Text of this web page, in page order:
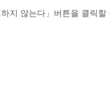
지 않는다」버튼을 클릭